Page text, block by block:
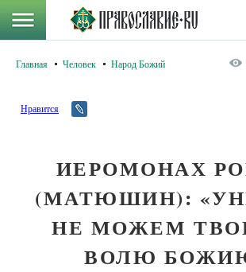
Главная Человек Народ Божий
Нравится
ИЕРОМОНАХ
(МАТЮШИН):
НЕ МОЖЕМ
ВОЛЮ